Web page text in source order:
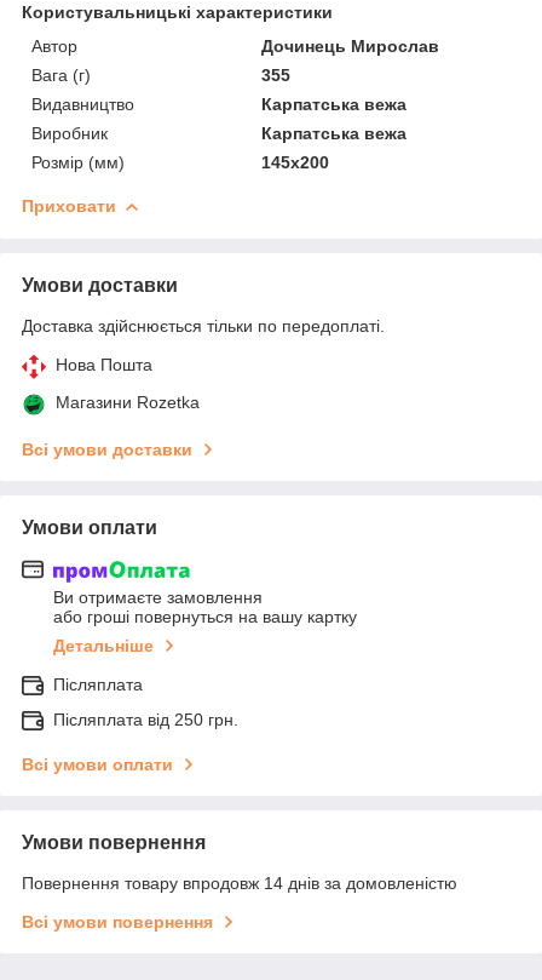
Користувальницькі характеристики
Автор
Дочинець Мирослав
Вага (г)
355
Видавництво
Карпатська вежа
Виробник
Карпатська вежа
Розмір (мм)
145х200
Приховати
Умови доставки
Доставка здійснюється тільки по передоплаті.
Нова Пошта
Магазини Rozetka
Всі умови доставки
Умови оплати
Ви отримаєте замовлення
або гроші повернуться на вашу картку
Детальніше
Післяплата
Післяплата від 250 грн.
Всі умови оплати
Умови повернення
Повернення товару впродовж 14 днів за домовленістю
Всі умови повернення